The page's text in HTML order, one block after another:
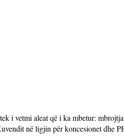
i vetmi aleat që i ka mbetur:
në ligjin për koncesionet dhe